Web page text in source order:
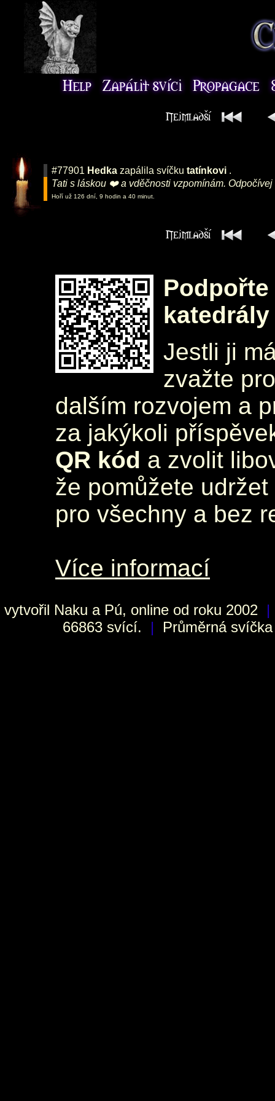
#77901 Hedka zapálila svíčku tatínkovi .
Tati s láskou ❤️ a vděčnosti vzpomínám.
Hoří už 126 dní, 9 hodin a 40 minut.
katedrály
Jestli ji
zvažte
dalším rozvojem a
za jakýkoli
QR kód a zvolit
že pomůžete
pro všechny a bez
Více informací
vytvořil Naku a Pú, online od roku 2002 |
66863 svící.
| Průměrná